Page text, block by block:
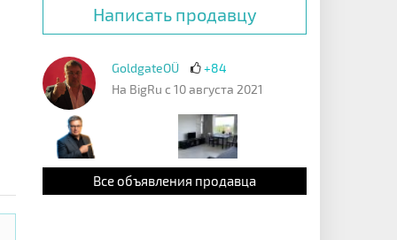
Написать продавцу
GoldgateOÜ
+84
На BigRu с 10 августа 2021
Все объявления продавца